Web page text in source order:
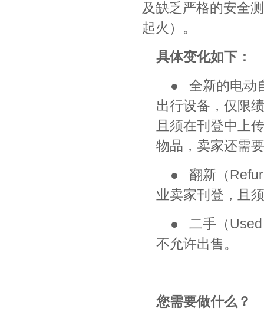
及缺乏严格的安全
起火）。
具体变化如下：
● 全新的电动
出行设备，仅限
且须在刊登中上
物品，卖家还需
● 翻新（
业卖家刊登，且
● 二手（Used
不允许出售。
您需要做什么？